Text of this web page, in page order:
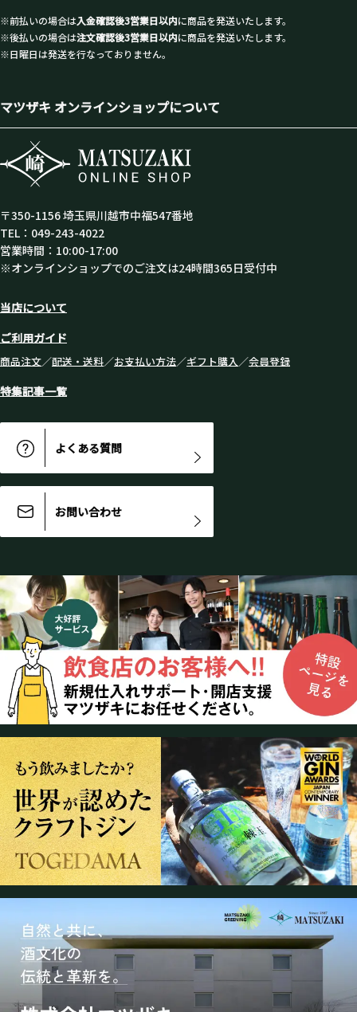
※前払いの場合は入金確認後3営業日以内に商品を発送いたします。
※後払いの場合は注文確認後3営業日以内に商品を発送いたします。
※日曜日は発送を行なっておりません。
マツザキ オンラインショップについて
〒350-1156 埼玉県川越市中福547番地
TEL：049-243-4022
営業時間：10:00-17:00
※オンラインショップでのご注文は24時間365日受付中
当店について
ご利用ガイド
商品注文／配送・送料／お支払い方法／ギフト購入／会員登録
特集記事一覧
よくある質問
お問い合わせ